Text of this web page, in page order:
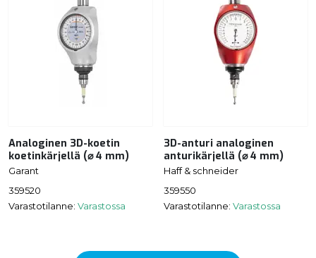
Analoginen 3D-koetin
koetinkärjellä (⌀ 4 mm)
Garant
359520
Varastotilanne: Varastossa
3D-anturi analoginen
anturikärjellä (⌀ 4 mm)
Haff & schneider
359550
Varastotilanne: Varastossa